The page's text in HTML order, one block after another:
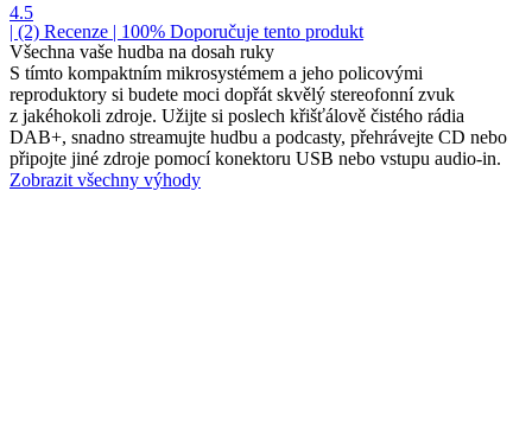
4.5
| (2) Recenze | 100% Doporučuje tento produkt
Všechna vaše hudba na dosah ruky
S tímto kompaktním mikrosystémem a jeho policovými
reproduktory si budete moci dopřát skvělý stereofonní zvuk
z jakéhokoli zdroje. Užijte si poslech křišťálově čistého rádia
DAB+, snadno streamujte hudbu a podcasty, přehrávejte CD nebo
připojte jiné zdroje pomocí konektoru USB nebo vstupu audio-in.
Zobrazit všechny výhody